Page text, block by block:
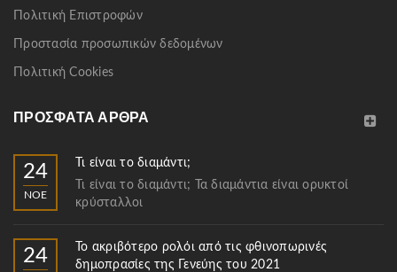
Πολιτική Επιστροφών
Προστασία προσωπικών δεδομένων
Πολιτική Cookies
ΠΡΌΣΦΑΤΑ ΆΡΘΡΑ
24
ΝΟΈ
Τι είναι το διαμάντι;
Τι είναι το διαμάντι; Τα διαμάντια είναι ορυκτοί
κρύσταλλοι
24
Το ακριβότερο ρολόι από τις φθινοπωρινές
δημοπρασίες της Γενεύης του 2021